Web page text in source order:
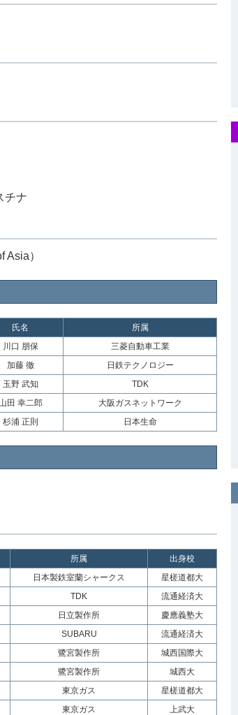
チナ
）
氏名
所属
川口 朋保
三菱自動車工業
加藤 徹
日鉄テクノロジー
玉野 武知
TDK
山田 幸二郎
大阪ガスネットワーク
杉浦 正則 日本生命
所属
出身校
日本製鉄室蘭シャークス
星槎道都大
TDK
流通経済大
日立製作所
慶應義塾大
SUBARU
流通経済大
鷺宮製作所
城西国際大
鷺宮製作所
城西大
東京ガス
星槎道都大
東京ガス
上武大